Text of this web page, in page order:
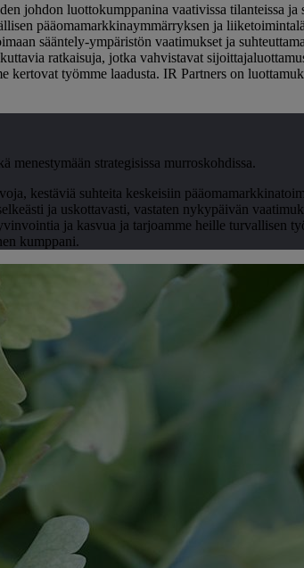
johdon luottokumppanina vaativissa tilanteissa ja
pääomamarkkinaymmärryksen ja
sääntely-ympäristön vaatimukset ja
ratkaisuja, jotka vahvistavat
kertovat työmme laadusta. IR Partners on
menestymään strategisissa murroskohdissa.
kestäviä suhteita keskeisiin
ja uskottavasti, vastaten nykypäivän
ja kasvua ja tarjoamme heille turvallisen
kumppani.